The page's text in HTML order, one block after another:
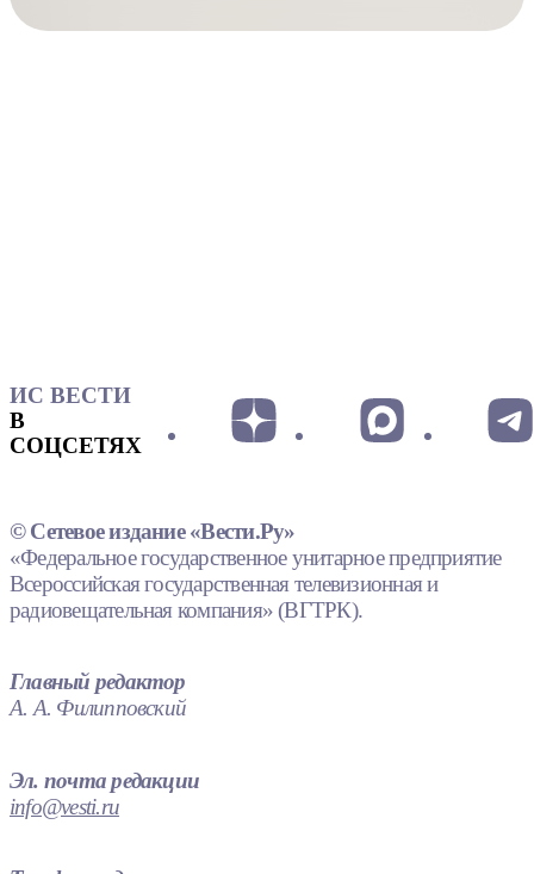
ИС ВЕСТИ
В
СОЦСЕТЯХ
© Сетевое издание «Вести.Ру»
«Федеральное государственное унитарное предприятие
Всероссийская государственная телевизионная и
радиовещательная компания» (ВГТРК).
Главный редактор
А. А. Филипповский
Эл. почта редакции
info@vesti.ru